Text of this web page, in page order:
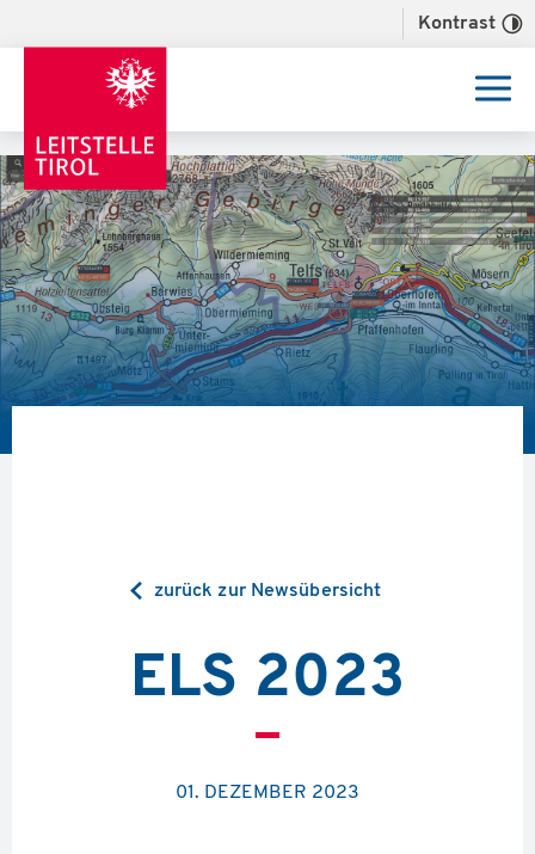
Kontrast
zurück zur Newsübersicht
ELS 2023
01. DEZEMBER 2023